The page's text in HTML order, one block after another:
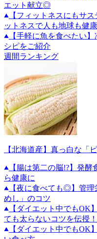
エット献立◎
【フィットネスにもサ
ットネスで人も地球も健
【手軽に魚を食べたい
シピをご紹介
週間ランキング
【北海道産】真っ白な「
【腸は第二の脳!?】発
ら健康に
【夜に食べても◎】管
めし」のコツ
【ダイエット中でもOK
ても太らないコツを伝授！
【ダイエット中でもOK